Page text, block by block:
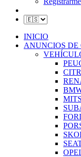
INICIO
ANUNCIOS DE